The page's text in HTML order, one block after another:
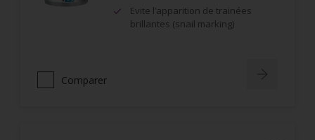
Evite l’apparition de trainées
brillantes (snail marking)
Comparer